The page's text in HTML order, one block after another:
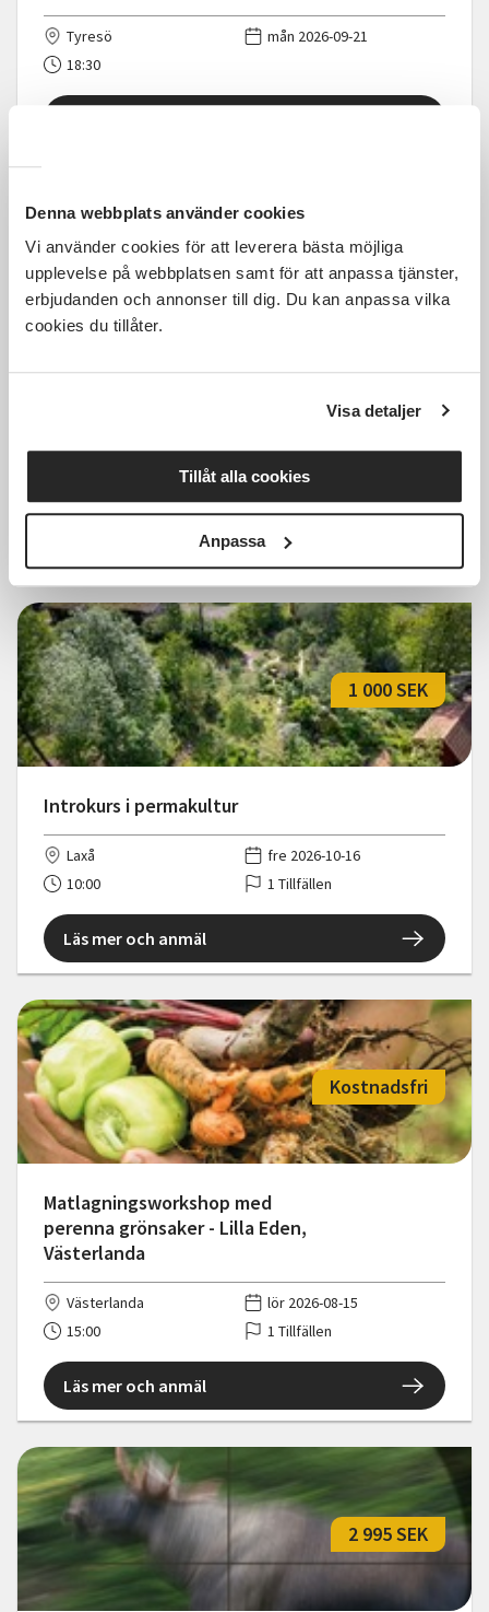
Denna webbplats använder cookies
Vi använder cookies för att leverera bästa möjliga
upplevelse på webbplatsen samt för att anpassa tjänster,
erbjudanden och annonser till dig. Du kan anpassa vilka
cookies du tillåter.
Visa detaljer
Tillåt alla cookies
Anpassa
Tyresö
mån 2026-09-21
18:30
150 SEK
Distans
sön 2026-08-09
Läs mer och anmäl
Introkurs i permakultur
1 000 SEK
Laxå
fre 2026-10-16
10:00
1 Tillfällen
Läs mer och anmäl
Matlagningsworkshop med
perenna grönsaker - Lilla Eden,
Västerlanda
Kostnadsfri
Västerlanda
lör 2026-08-15
15:00
1 Tillfällen
Läs mer och anmäl
2 995 SEK